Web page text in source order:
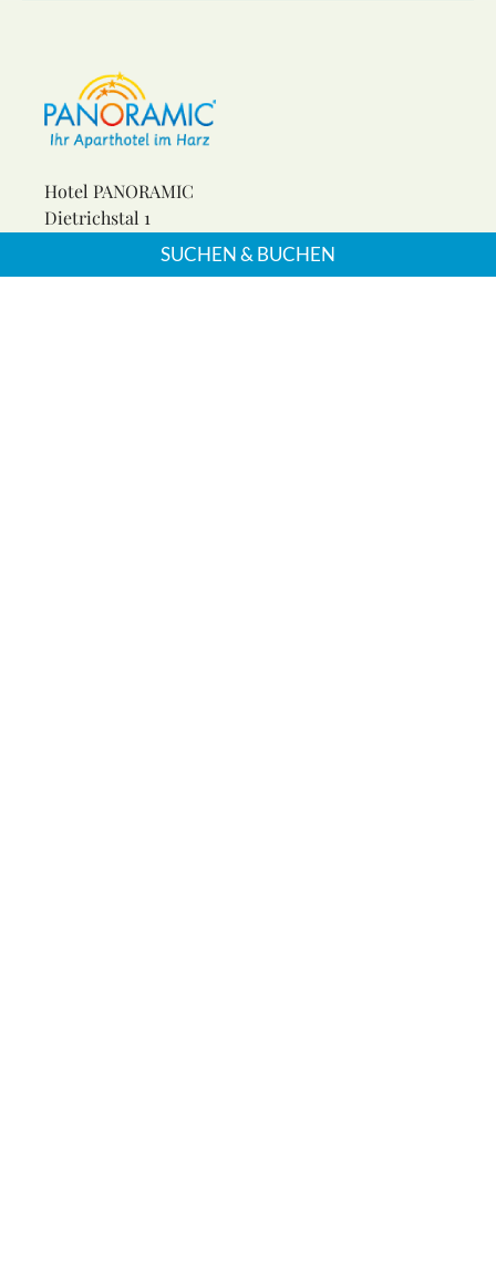
Hotel PANORAMIC
Dietrichstal 1
37431 Bad LauterbergSUCHEN & BUCHEN